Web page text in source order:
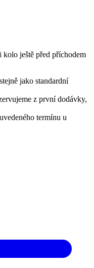
ještě před příchodem
jako standardní
z první dodávky,
termínu u